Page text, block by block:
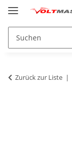
Zurück zur Liste